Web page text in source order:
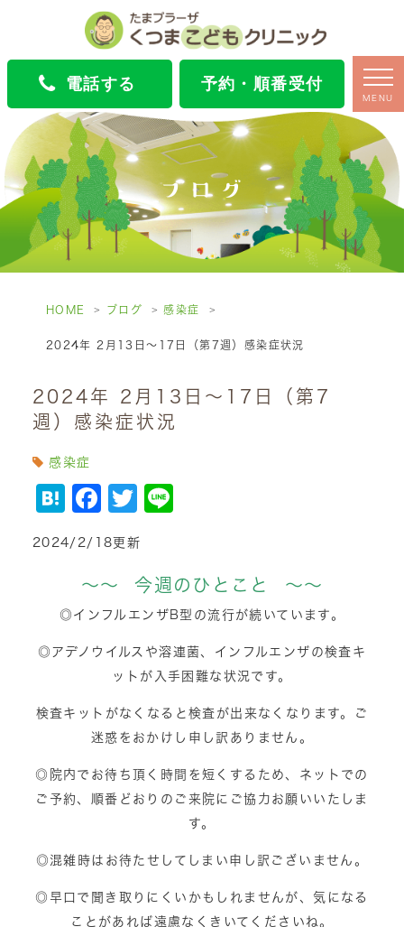
電話する 予約・順番受付
MENU
ブログ
HOME ブログ 感染症
2024年 2月13日～17日（第7週）感染症状況
2024年 2月13日～17日（第7
週）感染症状況
感染症
Hatena
Facebook
Twitter
2024/2/18更新
～～ 今週のひとこと ～～
◎インフルエンザB型の流行が続いています。
◎アデノウイルスや溶連菌、インフルエンザの検査キ
ットが入手困難な状況です。
検査キットがなくなると検査が出来なくなります。ご
迷惑をおかけし申し訳ありません。
◎院内でお待ち頂く時間を短くするため、ネットでの
ご予約、順番どおりのご来院にご協力お願いいたしま
す。
◎混雑時はお待たせしてしまい申し訳ございません。
◎早口で聞き取りにくいかもしれませんが、気になる
ことがあれば遠慮なくきいてくださいね。